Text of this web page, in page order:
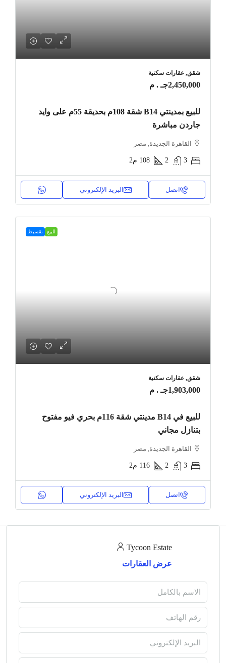
شقق, عقارات سكنية
2,450,000جـ . م
للبيع بمدينتي B14 شقة 108م بحديقة 55م على وايد
جاردن مباشرة
القاهرة الجديدة, مصر
3
2
108 م2
اتصل البريد الإلكتروني
للبيع تقسيط
شقق, عقارات سكنية
1,903,000جـ . م
للبيع في B14 مدينتي شقة 116م بحري فيو مفتوح
بتنازل مجاني
القاهرة الجديدة, مصر
3
2
116 م2
اتصل البريد الإلكتروني
Tycoon Estate
عرض العقارات